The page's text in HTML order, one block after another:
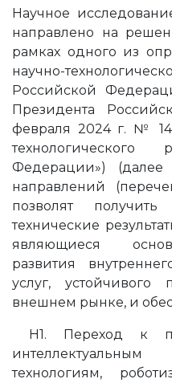
Научное
направлено на
рамках одного из
научно-
Российской
Президента
февраля 2024 г. №
технологического
Федерации»)
направлений
позволят
технические
являющиеся
развития
услуг,
внешнем рынке, и
Н1. Переход к
технологиям,